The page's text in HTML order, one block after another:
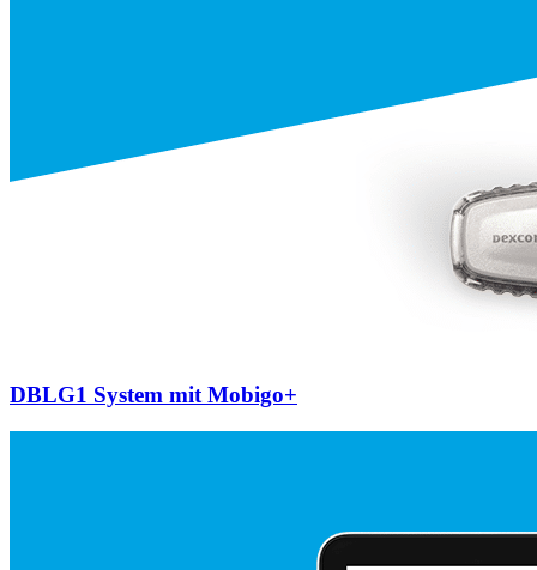
DBLG1 System mit Mobigo+